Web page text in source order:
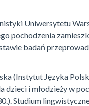
Uniwersytetu
pochodzenia
badań
(Instytut Języka
dzieci i młodzieży w
Studium